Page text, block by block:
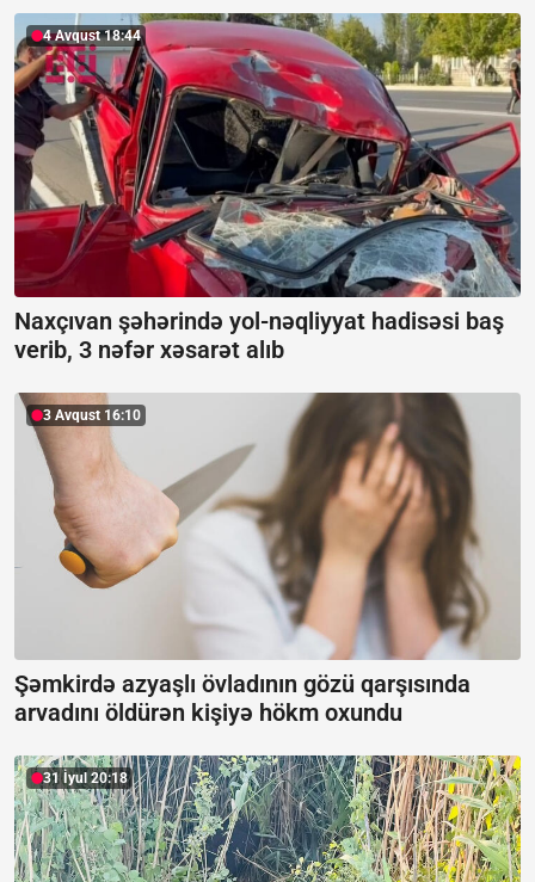
4 Avqust 18:44
Naxçıvan şəhərində yol-nəqliyyat hadisəsi baş
verib, 3 nəfər xəsarət alıb
3 Avqust 16:10
Şəmkirdə azyaşlı övladının gözü qarşısında
arvadını öldürən kişiyə hökm oxundu
31 İyul 20:18